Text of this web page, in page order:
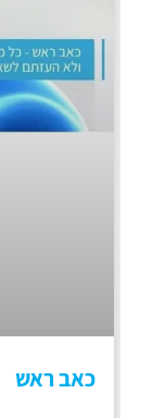
כאב ראש